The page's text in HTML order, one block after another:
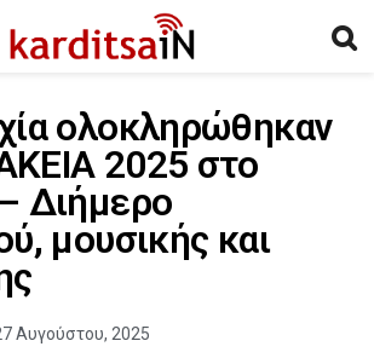
ολοκληρώθηκαν
2025 στο
Διήμερο
μουσικής και
Αυγούστου, 2025